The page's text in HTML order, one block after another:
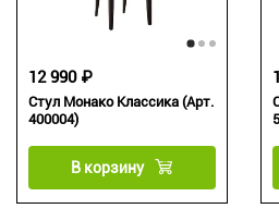
Стул Монако Классика (Арт.
400004)
12 990 ₽
В корзину